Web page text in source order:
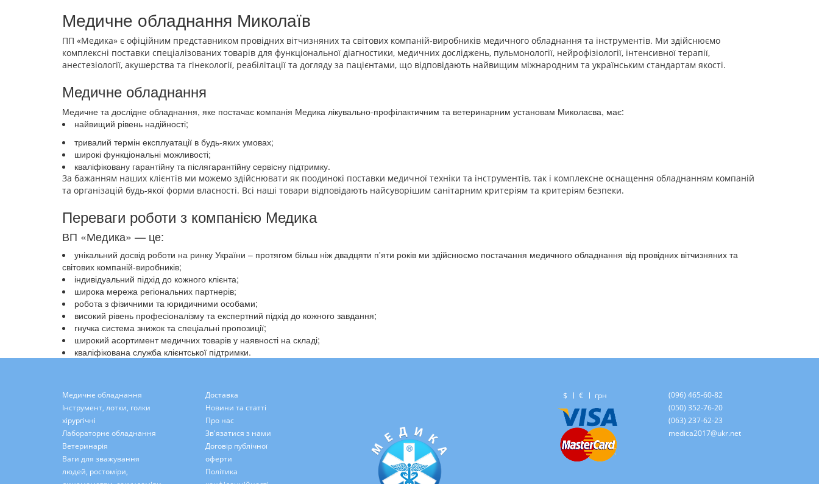
Медичне обладнання Миколаїв
ПП «Медика» є офіційним представником провідних вітчизняних та світових компаній-виробників медичного обладнання та інструментів. Ми здійснюємо
комплексні поставки спеціалізованих товарів для функціональної діагностики, медичних досліджень, пульмонології, нейрофізіології, інтенсивної терапії,
анестезіології, акушерства та гінекології, реабілітації та догляду за пацієнтами, що відповідають найвищим міжнародним та українським стандартам якості.
Медичне обладнання
Медичне та дослідне обладнання, яке постачає компанія Медика лікувально-профілактичним та ветеринарним установам Миколаєва, має:
найвищий рівень надійності;
тривалий термін експлуатації в будь-яких умовах;
широкі функціональні можливості;
кваліфіковану гарантійну та післягарантійну сервісну підтримку.
За бажанням наших клієнтів ми можемо здійснювати як поодинокі поставки медичної техніки та інструментів, так і комплексне оснащення обладнанням компаній
та організацій будь-якої форми власності. Всі наші товари відповідають найсуворішим санітарним критеріям та критеріям безпеки.
Переваги роботи з компанією Медика
ВП «Медика» — це:
унікальний досвід роботи на ринку України – протягом більш ніж двадцяти п'яти років ми здійснюємо постачання медичного обладнання від провідних вітчизняних та
світових компаній-виробників;
індивідуальний підхід до кожного клієнта;
широка мережа регіональних партнерів;
робота з фізичними та юридичними особами;
високий рівень професіоналізму та експертний підхід до кожного завдання;
гнучка система знижок та спеціальні пропозиції;
широкий асортимент медичних товарів у наявності на складі;
кваліфікована служба клієнтської підтримки.
Медичне обладнання
Інструмент, лотки, голки
хірургічні
Лабораторне обладнання
Ветеринарія
Ваги для зважування
людей, ростоміри,
Доставка
Новини та статті
Про нас
Зв'язатися з нами
Договір публічної
оферти
Політика
$ € грн
(096) 465-60-82
(050) 352-76-20
(063) 237-62-23
medica2017@ukr.net